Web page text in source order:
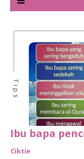
Tips
Ibu bapa
Ciktie